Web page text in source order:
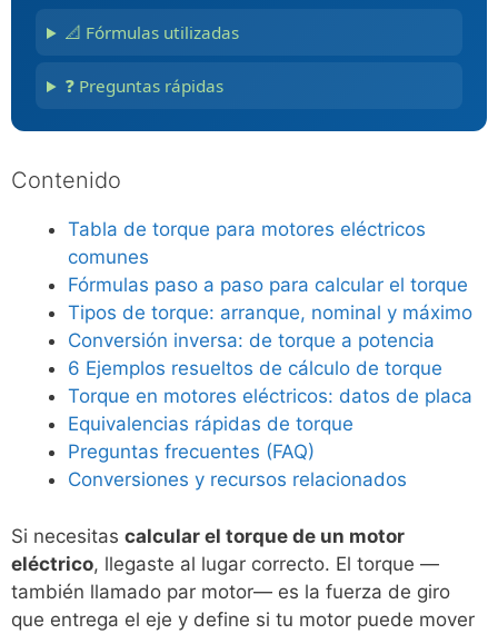
📐 Fórmulas utilizadas
❓ Preguntas rápidas
Contenido
Tabla de torque para motores eléctricos
comunes
Fórmulas paso a paso para calcular el torque
Tipos de torque: arranque, nominal y máximo
Conversión inversa: de torque a potencia
6 Ejemplos resueltos de cálculo de torque
Torque en motores eléctricos: datos de placa
Equivalencias rápidas de torque
Preguntas frecuentes (FAQ)
Conversiones y recursos relacionados
Si necesitas calcular el torque de un motor
eléctrico, llegaste al lugar correcto. El torque —
también llamado par motor— es la fuerza de giro
que entrega el eje y define si tu motor puede mover